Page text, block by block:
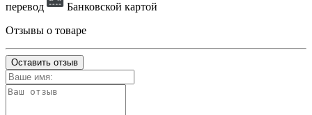
перевод
Банковской картой
Отзывы о товаре
Оставить отзыв